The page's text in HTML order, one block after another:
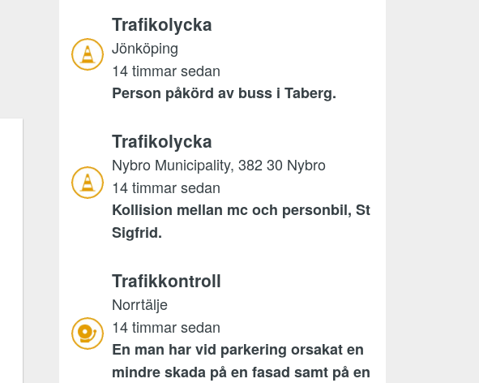
Trafikolycka
Jönköping
14 timmar sedan
Person påkörd av buss i Taberg.
Trafikolycka
Nybro Municipality, 382 30 Nybro
14 timmar sedan
Kollision mellan mc och personbil, St
Sigfrid.
Trafikkontroll
Norrtälje
14 timmar sedan
En man har vid parkering orsakat en
mindre skada på en fasad samt på en